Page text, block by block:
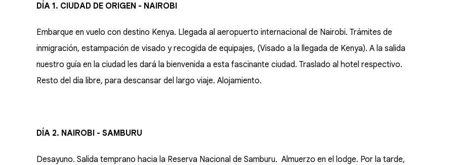
DÍA 1. CIUDAD DE ORIGEN - NAIROBI
Embarque en vuelo con destino Kenya. Llegada al aeropuerto internacional de Nairobi. Trámites de
inmigración, estampación de visado y recogida de equipajes, (Visado a la llegada de Kenya). A la salida
nuestro guía en la ciudad les dará la bienvenida a esta fascinante ciudad. Traslado al hotel respectivo.
Resto del día libre, para descansar del largo viaje. Alojamiento.
DÍA 2. NAIROBI - SAMBURU
Desayuno. Salida temprano hacia la Reserva Nacional de Samburu. Almuerzo en el lodge. Por la tarde,